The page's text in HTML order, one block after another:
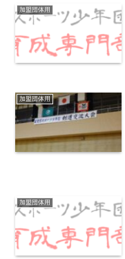
加盟団体用
加盟団体用
加盟団体用